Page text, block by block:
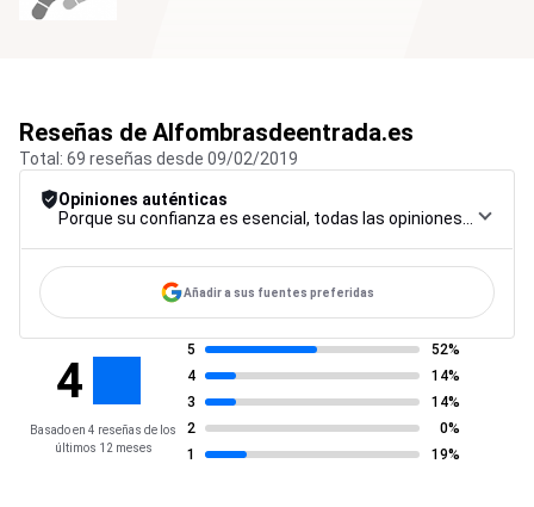
Reseñas de Alfombrasdeentrada.es
Total: 69 reseñas desde 09/02/2019
Opiniones auténticas
Añadir a sus fuentes preferidas
4
Basado en 4 reseñas de los
últimos 12 meses
5
52%
4
14%
3
14%
2
0%
1
19%